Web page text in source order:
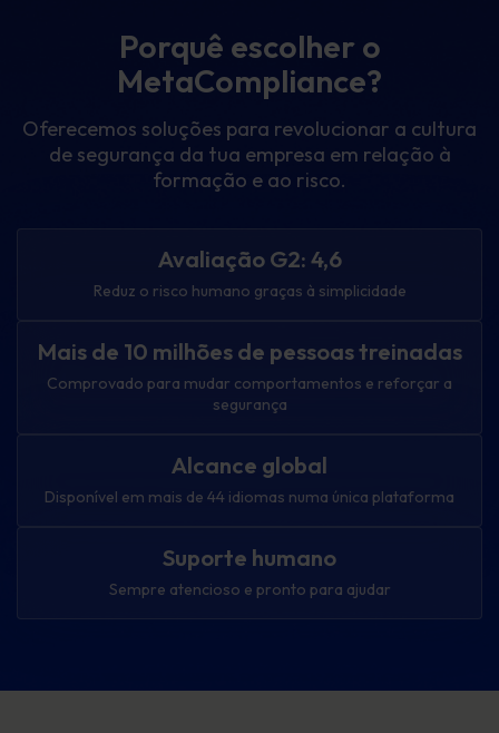
Porquê escolher o
MetaCompliance?
Oferecemos soluções para revolucionar a cultura
de segurança da tua empresa em relação à
formação e ao risco.
Avaliação G2: 4,6
Reduz o risco humano graças à simplicidade
Mais de 10 milhões de pessoas treinadas
Comprovado para mudar comportamentos e reforçar a
segurança
Alcance global
Disponível em mais de 44 idiomas numa única plataforma
Suporte humano
Sempre atencioso e pronto para ajudar